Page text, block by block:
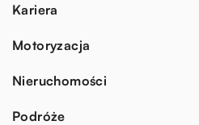
Kariera
Motoryzacja
Nieruchomości
Podróże